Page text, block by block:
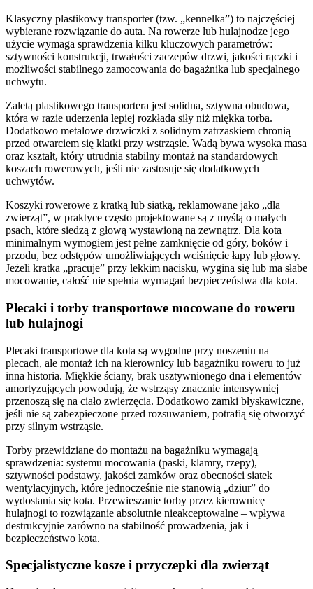
Klasyczny plastikowy transporter (tzw. „kennelka”) to najczęściej
wybierane rozwiązanie do auta. Na rowerze lub hulajnodze jego
użycie wymaga sprawdzenia kilku kluczowych parametrów:
sztywności konstrukcji, trwałości zaczepów drzwi, jakości rączki i
możliwości stabilnego zamocowania do bagażnika lub specjalnego
uchwytu.
Zaletą plastikowego transportera jest solidna, sztywna obudowa,
która w razie uderzenia lepiej rozkłada siły niż miękka torba.
Dodatkowo metalowe drzwiczki z solidnym zatrzaskiem chronią
przed otwarciem się klatki przy wstrząsie. Wadą bywa wysoka masa
oraz kształt, który utrudnia stabilny montaż na standardowych
koszach rowerowych, jeśli nie zastosuje się dodatkowych
uchwytów.
Koszyki rowerowe z kratką lub siatką, reklamowane jako „dla
zwierząt”, w praktyce często projektowane są z myślą o małych
psach, które siedzą z głową wystawioną na zewnątrz. Dla kota
minimalnym wymogiem jest pełne zamknięcie od góry, boków i
przodu, bez odstępów umożliwiających wciśnięcie łapy lub głowy.
Jeżeli kratka „pracuje” przy lekkim nacisku, wygina się lub ma słabe
mocowanie, całość nie spełnia wymagań bezpieczeństwa dla kota.
Plecaki i torby transportowe mocowane do roweru
lub hulajnogi
Plecaki transportowe dla kota są wygodne przy noszeniu na
plecach, ale montaż ich na kierownicy lub bagażniku roweru to już
inna historia. Miękkie ściany, brak usztywnionego dna i elementów
amortyzujących powodują, że wstrząsy znacznie intensywniej
przenoszą się na ciało zwierzęcia. Dodatkowo zamki błyskawiczne,
jeśli nie są zabezpieczone przed rozsuwaniem, potrafią się otworzyć
przy silnym wstrząsie.
Torby przewidziane do montażu na bagażniku wymagają
sprawdzenia: systemu mocowania (paski, klamry, rzepy),
sztywności podstawy, jakości zamków oraz obecności siatek
wentylacyjnych, które jednocześnie nie stanowią „dziur” do
wydostania się kota. Przewieszanie torby przez kierownicę
hulajnogi to rozwiązanie absolutnie nieakceptowalne – wpływa
destrukcyjnie zarówno na stabilność prowadzenia, jak i
bezpieczeństwo kota.
Specjalistyczne kosze i przyczepki dla zwierząt